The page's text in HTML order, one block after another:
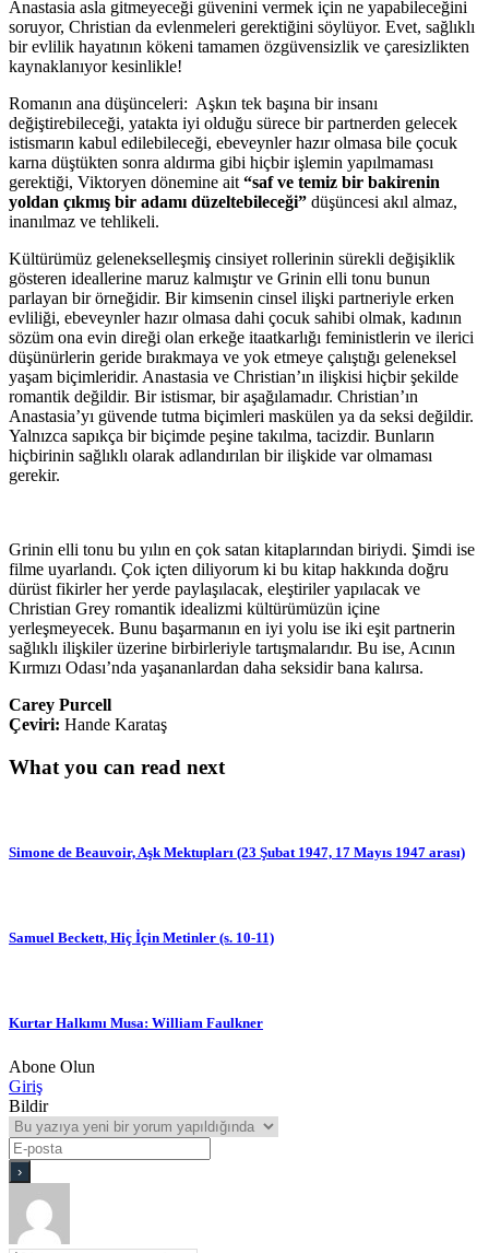
Anastasia asla gitmeyeceği güvenini vermek için ne yapabileceğini
soruyor, Christian da evlenmeleri gerektiğini söylüyor. Evet, sağlıklı
bir evlilik hayatının kökeni tamamen özgüvensizlik ve çaresizlikten
kaynaklanıyor kesinlikle!
Romanın ana düşünceleri: Aşkın tek başına bir insanı
değiştirebileceği, yatakta iyi olduğu sürece bir partnerden gelecek
istismarın kabul edilebileceği, ebeveynler hazır olmasa bile çocuk
karna düştükten sonra aldırma gibi hiçbir işlemin yapılmaması
gerektiği, Viktoryen dönemine ait “saf ve temiz bir bakirenin
yoldan çıkmış bir adamı düzeltebileceği” düşüncesi akıl almaz,
inanılmaz ve tehlikeli.
Kültürümüz gelenekselleşmiş cinsiyet rollerinin sürekli değişiklik
gösteren ideallerine maruz kalmıştır ve Grinin elli tonu bunun
parlayan bir örneğidir. Bir kimsenin cinsel ilişki partneriyle erken
evliliği, ebeveynler hazır olmasa dahi çocuk sahibi olmak, kadının
sözüm ona evin direği olan erkeğe itaatkarlığı feministlerin ve ilerici
düşünürlerin geride bırakmaya ve yok etmeye çalıştığı geleneksel
yaşam biçimleridir. Anastasia ve Christian’ın ilişkisi hiçbir şekilde
romantik değildir. Bir istismar, bir aşağılamadır. Christian’ın
Anastasia’yı güvende tutma biçimleri maskülen ya da seksi değildir.
Yalnızca sapıkça bir biçimde peşine takılma, tacizdir. Bunların
hiçbirinin sağlıklı olarak adlandırılan bir ilişkide var olmaması
gerekir.
Grinin elli tonu bu yılın en çok satan kitaplarından biriydi. Şimdi ise
filme uyarlandı. Çok içten diliyorum ki bu kitap hakkında doğru
dürüst fikirler her yerde paylaşılacak, eleştiriler yapılacak ve
Christian Grey romantik idealizmi kültürümüzün içine
yerleşmeyecek. Bunu başarmanın en iyi yolu ise iki eşit partnerin
sağlıklı ilişkiler üzerine birbirleriyle tartışmalarıdır. Bu ise, Acının
Kırmızı Odası’nda yaşananlardan daha seksidir bana kalırsa.
Carey Purcell
Çeviri: Hande Karataş
What you can read next
Simone de Beauvoir, Aşk Mektupları (23 Şubat 1947, 17 Mayıs 1947 arası)
Samuel Beckett, Hiç İçin Metinler (s. 10-11)
Kurtar Halkımı Musa: William Faulkner
Abone Olun
Giriş
Bildir